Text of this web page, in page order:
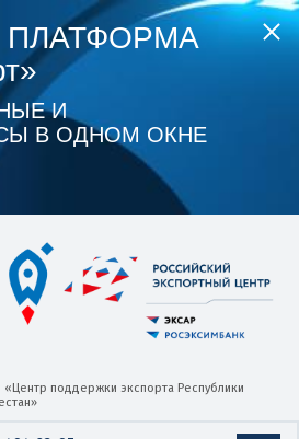
И
В ОДНОМ ОКНЕ
«Центр поддержки экспорта Республики